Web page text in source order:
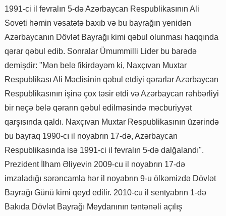
1991-ci il fevralın 5-də Azərbaycan Respublikasının Ali
Soveti həmin vəsatətə baxıb və bu bayrağın yenidən
Azərbaycanın Dövlət Bayrağı kimi qəbul olunması haqqında
qərar qəbul edib. Sonralar Ümummilli Lider bu barədə
demişdir: "Mən belə fikirdəyəm ki, Naxçıvan Muxtar
Respublikası Ali Məclisinin qəbul etdiyi qərarlar Azərbaycan
Respublikasının işinə çox təsir etdi və Azərbaycan rəhbərliyi
bir neçə belə qərarın qəbul edilməsində məcburiyyət
qarşısında qaldı. Naxçıvan Muxtar Respublikasının üzərində
bu bayraq 1990-cı il noyabrın 17-də, Azərbaycan
Respublikasında isə 1991-ci il fevralın 5-də dalğalandı".
Prezident İlham Əliyevin 2009-cu il noyabrın 17-də
imzaladığı sərəncamla hər il noyabrın 9-u ölkəmizdə Dövlət
Bayrağı Günü kimi qeyd edilir. 2010-cu il sentyabrın 1-də
Bakıda Dövlət Bayrağı Meydanının təntənəli açılış